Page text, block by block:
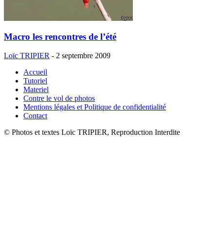
Macro les rencontres de l’été
Loïc TRIPIER - 2 septembre 2009
Accueil
Tutoriel
Materiel
Contre le vol de photos
Mentions légales et Politique de confidentialité
Contact
© Photos et textes Loïc TRIPIER, Reproduction Interdite